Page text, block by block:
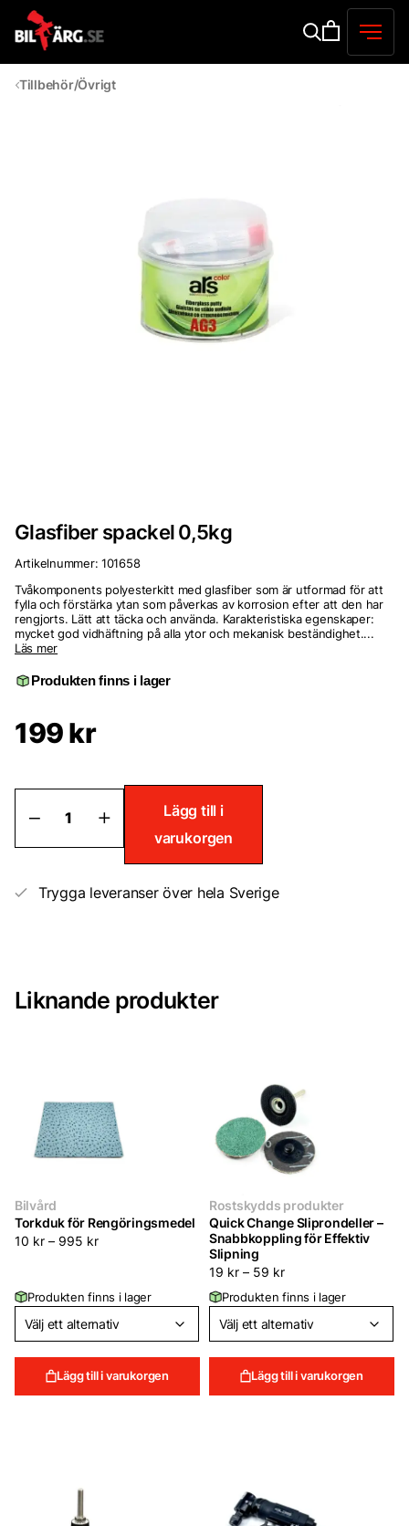
Tillbehör/Övrigt
Glasfiber spackel 0,5kg
Artikelnummer: 101658
Tvåkomponents polyesterkitt med glasfiber som är utformad för att
fylla och förstärka ytan som påverkas av korrosion efter att den har
rengjorts. Lätt att täcka och använda. Karakteristiska egenskaper:
mycket god vidhäftning på alla ytor och mekanisk beständighet....
Läs mer
Produkten finns i lager
199kr
Glasfiber
spackel
0,5kg
Lägg till i
varukorgen
Trygga leveranser över hela Sverige
Liknande produkter
Bilvård
Torkduk för Rengöringsmedel
10 kr – 995 kr
Produkten finns i lager
Lägg till i varukorgen
Rostskydds produkter
Quick Change Sliprondeller –
Snabbkoppling för Effektiv
Slipning
19 kr – 59 kr
Produkten finns i lager
Lägg till i varukorgen